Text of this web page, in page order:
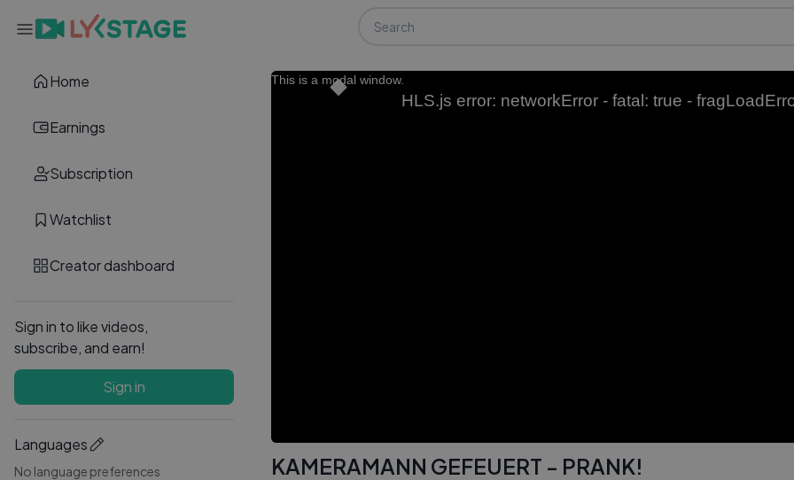
Home
Earnings
Subscription
Watchlist
Creator dashboard
Sign in to like videos,
subscribe, and earn!
Sign in
Languages
No language preferences
This is a modal window.
HLS.js error: networkError - fatal: true -
KAMERAMANN GEFEUERT - PRANK!